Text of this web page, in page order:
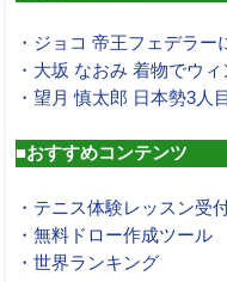
・ジョコ 帝王フェデラー
・大坂 なおみ 着物でウ
・望月 慎太郎 日本勢3人
■おすすめコンテンツ
・テニス体験レッスン受
・無料ドロー作成ツール
・世界ランキング